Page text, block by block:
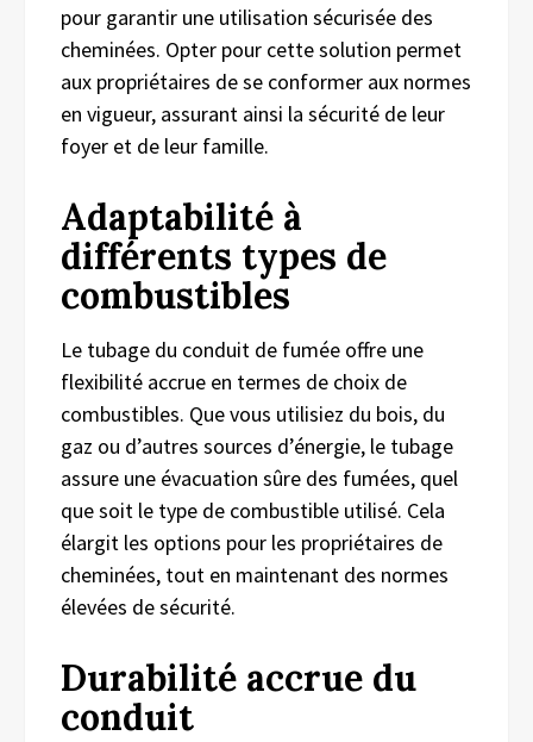
pour garantir une utilisation sécurisée des
cheminées. Opter pour cette solution permet
aux propriétaires de se conformer aux normes
en vigueur, assurant ainsi la sécurité de leur
foyer et de leur famille.
Adaptabilité à
différents types de
combustibles
Le tubage du conduit de fumée offre une
flexibilité accrue en termes de choix de
combustibles. Que vous utilisiez du bois, du
gaz ou d’autres sources d’énergie, le tubage
assure une évacuation sûre des fumées, quel
que soit le type de combustible utilisé. Cela
élargit les options pour les propriétaires de
cheminées, tout en maintenant des normes
élevées de sécurité.
Durabilité accrue du
conduit